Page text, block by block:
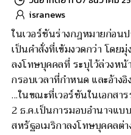
isranews
ในเวอร์ชันร่างกฎหมายก่อ
เป็นคำสั่งที่เข้มงวดกว่า โดย
ลงโทษบุคคลที่ ระบุไว้ล่วงห
กรอบเวลาที่กำหนด และอ้าง
...ในขณะที่เวอร์ชันในเอกส
2 ธ.ค.เป็นการมอบอำนาจแ
สหรัฐอเมริกาลงโทษบุคคลต่